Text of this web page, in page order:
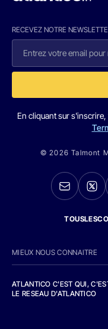
RECEVEZ NOTRE
En cliquant sur
© 2026 Talmont
MIEUX NOUS CONNAITRE
ATLANTICO C'EST QUI,
LE RESEAU D'ATLANTICO